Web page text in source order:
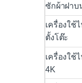
ซักผ้าฝาบ
เครื่องใ
ตั้งโต๊ะ
เครื่องใช้
4K